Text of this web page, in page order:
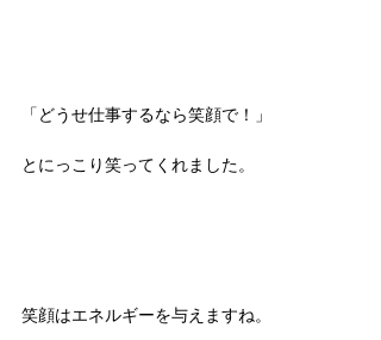
「どうせ仕事するなら笑顔で！」
とにっこり笑ってくれました。
笑顔はエネルギーを与えますね。